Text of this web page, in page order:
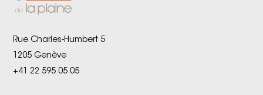
Rue Charles-Humbert 5
1205 Genève
+41 22 595 05 05